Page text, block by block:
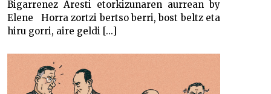
Bigarrenez Aresti etorkizunaren aurrean by
Elene Horra zortzi bertso berri, bost beltz eta
hiru gorri, aire geldi [...]